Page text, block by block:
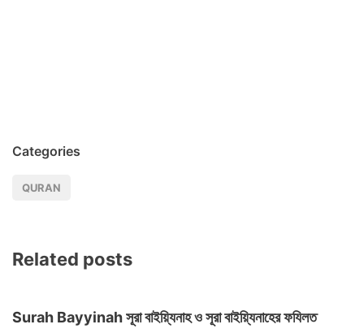
Categories
QURAN
Related posts
Surah Bayyinah সূরা বাইয়্যিনাহ ও সূরা বাইয়্যিনাহের ফযিলত